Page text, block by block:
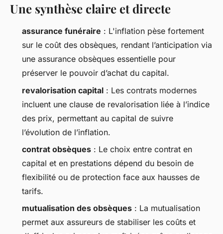
Une synthèse claire et directe
assurance funéraire : L'inflation pèse fortement
sur le coût des obsèques, rendant l’anticipation via
une assurance obsèques essentielle pour
préserver le pouvoir d’achat du capital.
revalorisation capital : Les contrats modernes
incluent une clause de revalorisation liée à l’indice
des prix, permettant au capital de suivre
l’évolution de l’inflation.
contrat obsèques : Le choix entre contrat en
capital et en prestations dépend du besoin de
flexibilité ou de protection face aux hausses de
tarifs.
mutualisation des obsèques : La mutualisation
permet aux assureurs de stabiliser les coûts et